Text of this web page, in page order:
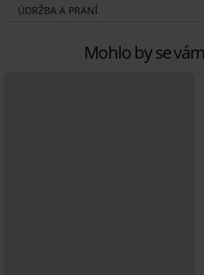
ÚDRŽBA A PRANÍ
Mohlo by se